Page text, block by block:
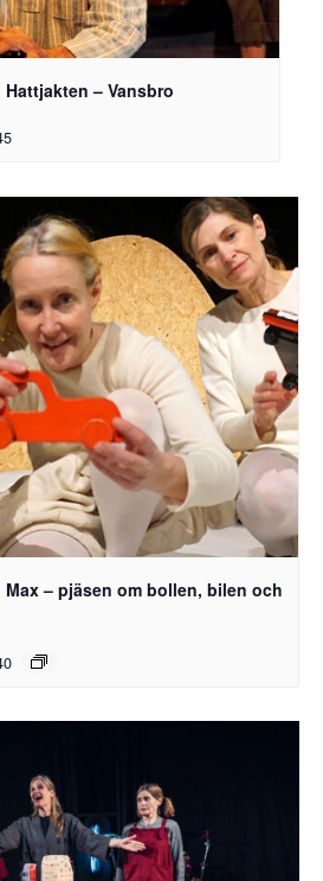
– Vansbro
– pjäsen om bollen, bilen och